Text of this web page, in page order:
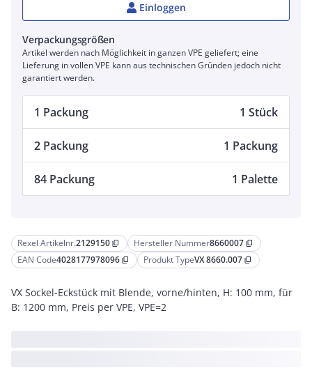
Rexel Artikelnr.2129150 content_copy Hersteller Nummer8660007 content_copy
EAN Code4028177978096 content_copy Produkt TypeVX 8660.007 content_copy
VX Sockel-Eckstück mit Blende, vorne/hinten, H: 100 mm, für
B: 1200 mm, Preis per VPE, VPE=2
Einloggen
Verpackungsgrößen
Artikel werden nach Möglichkeit in ganzen VPE geliefert; eine
Lieferung in vollen VPE kann aus technischen Gründen jedoch nicht
garantiert werden.
1 Packung 1 Stück
2 Packung 1 Packung
84 Packung 1 Palette